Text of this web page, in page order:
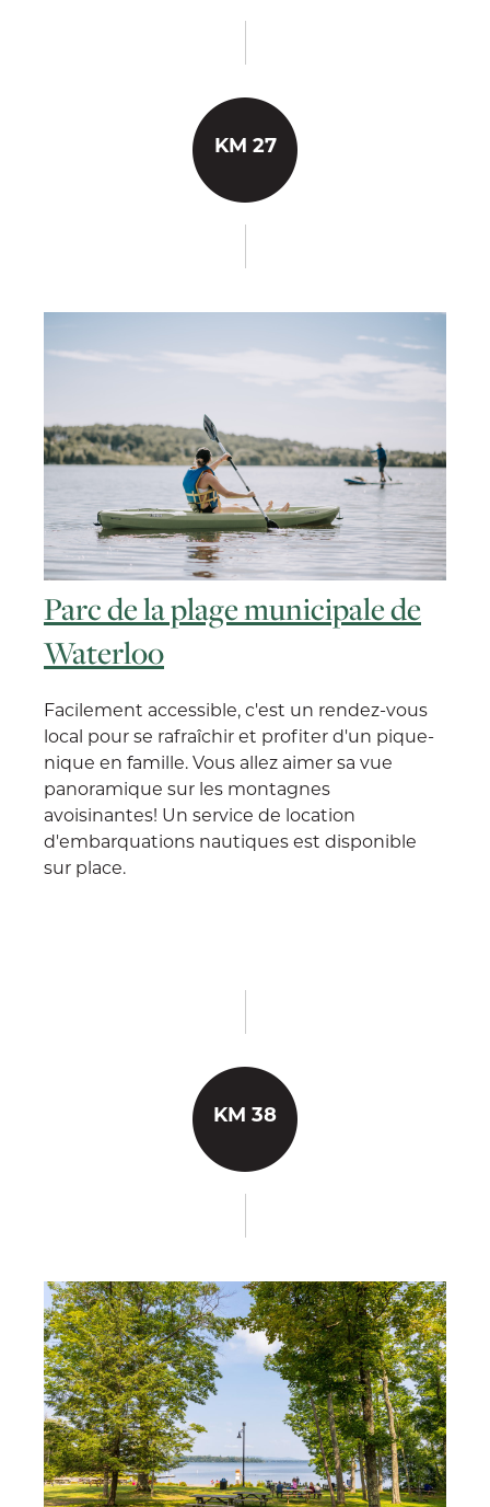
KM 27
Parc de la plage municipale de
Waterloo
Facilement accessible, c'est un rendez-vous
local pour se rafraîchir et profiter d'un pique-
nique en famille. Vous allez aimer sa vue
panoramique sur les montagnes
avoisinantes! Un service de location
d'embarquations nautiques est disponible
sur place.
KM 38